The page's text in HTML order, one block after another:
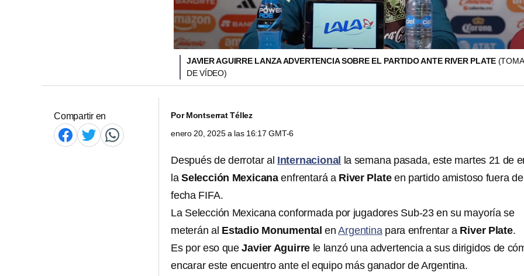
JAVIER AGUIRRE LANZA ADVERTENCIA SOBRE EL PARTIDO ANTE RIVER PLATE
DE VÍDEO)
Compartir en PorMontserrat Téllez
enero 20, 2025 a las 16:17 GMT-6
Después de derrotar al Internacional la semana pasada, este martes 21 de
la Selección Mexicana enfrentará a River Plateen partido amistoso fuera
fecha FIFA.
La Selección Mexicana conformada por jugadores Sub-23 en su mayoría se
meterán al Estadio Monumental enArgentinapara enfrentar a River Plate.
Es por eso queJavier Aguirre le lanzó una advertencia a sus dirigidos de
encarar este encuentro ante el equipo más ganador de Argentina.